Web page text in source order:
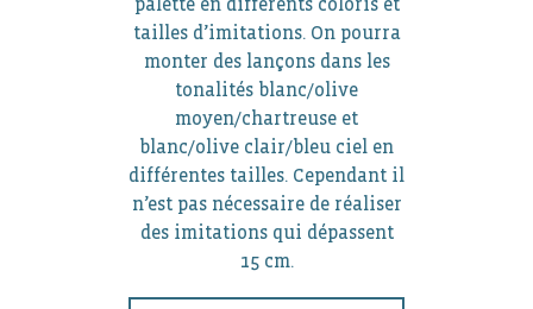
palette en différents coloris et
tailles d’imitations. On pourra
monter des lançons dans les
tonalités blanc/olive
moyen/chartreuse et
blanc/olive clair/bleu ciel en
différentes tailles. Cependant il
n’est pas nécessaire de réaliser
des imitations qui dépassent
15 cm.